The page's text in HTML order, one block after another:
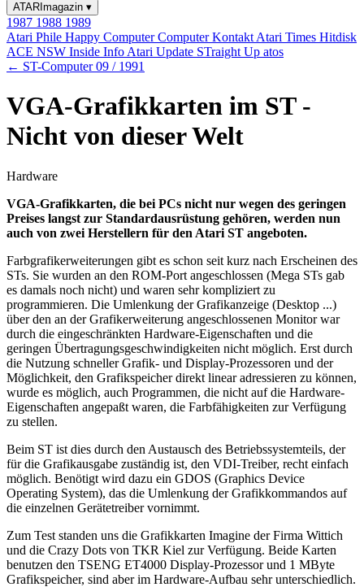
ATARImagazin ▾
1987 1988 1989
Atari Phile Happy ComputerComputer Kontakt Atari Times Hitdisk
ACE NSW Inside Info Atari Update STraight Up atos
← ST-Computer 09 / 1991
VGA-Grafikkarten im ST -
Nicht von dieser Welt
Hardware
VGA-Grafikkarten, die bei PCs nicht nur wegen des geringen
Preises langst zur Standardausrüstung gehören, werden nun
auch von zwei Herstellern für den Atari ST angeboten.
Farbgrafikerweiterungen gibt es schon seit kurz nach Erscheinen des
STs. Sie wurden an den ROM-Port angeschlossen (Mega STs gab
es damals noch nicht) und waren sehr kompliziert zu
programmieren. Die Umlenkung der Grafikanzeige (Desktop ...)
über den an der Grafikerweiterung angeschlossenen Monitor war
durch die eingeschränkten Hardware-Eigenschaften und die
geringen Übertragungsgeschwindigkeiten nicht möglich. Erst durch
die Nutzung schneller Grafik- und Display-Prozessoren und der
Möglichkeit, den Grafikspeicher direkt linear adressieren zu können,
wurde es möglich, auch Programmen, die nicht auf die Hardware-
Eigenschaften angepaßt waren, die Farbfähigkeiten zur Verfügung
zu stellen.
Beim ST ist dies durch den Austausch des Betriebssystemteils, der
für die Grafikausgabe zuständig ist, den VDI-Treiber, recht einfach
möglich. Benötigt wird dazu ein GDOS (Graphics Device
Operating System), das die Umlenkung der Grafikkommandos auf
die einzelnen Gerätetreiber vornimmt.
Zum Test standen uns die Grafikkarten Imagine der Firma Wittich
und die Crazy Dots von TKR Kiel zur Verfügung. Beide Karten
benutzen den TSENG ET4000 Display-Prozessor und 1 MByte
Grafikspeicher, sind aber im Hardware-Aufbau sehr unterschiedlich.